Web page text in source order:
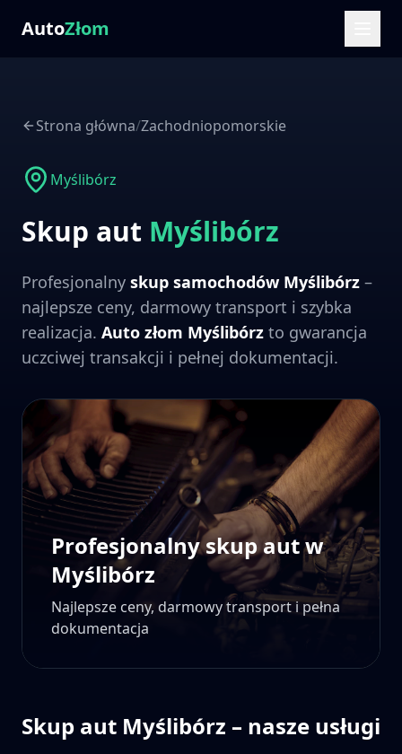
AutoZłom
Strona główna/Zachodniopomorskie
Myślibórz
Skup aut Myślibórz
Profesjonalny skup samochodów Myślibórz –
najlepsze ceny, darmowy transport i szybka
realizacja. Auto złom Myślibórz to gwarancja
uczciwej transakcji i pełnej dokumentacji.
Profesjonalny skup aut w
Myślibórz
Najlepsze ceny, darmowy transport i pełna
dokumentacja
Skup aut Myślibórz – nasze usługi